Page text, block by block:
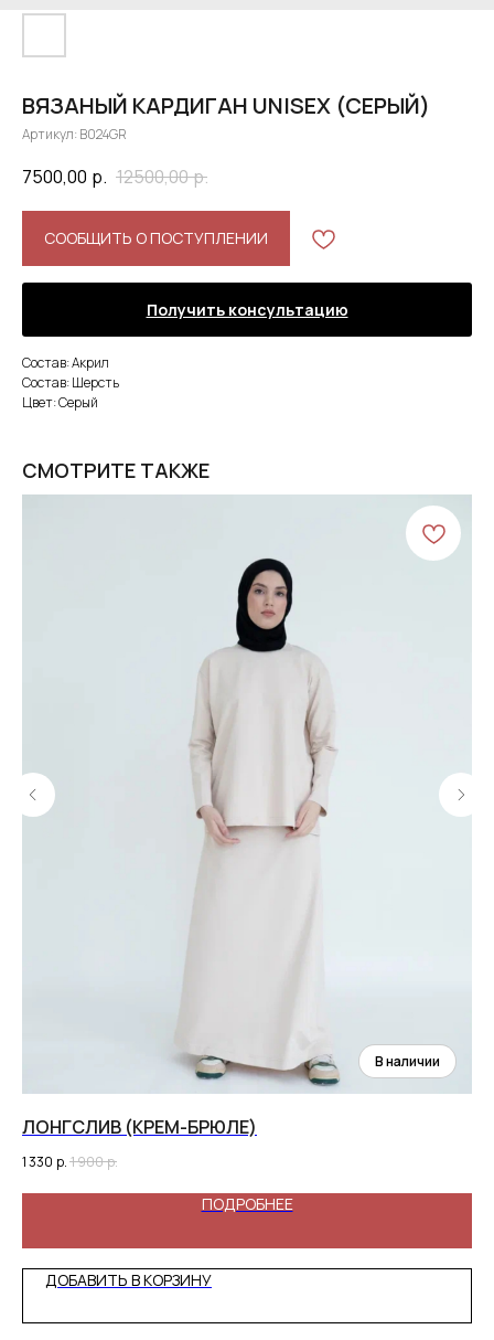
ВЯЗАНЫЙ КАРДИГАН UNISEX (СЕРЫЙ)
Артикул: B024GR
7500,00 р. 12500,00р.
СООБЩИТЬ О ПОСТУПЛЕНИИ
Получить консультацию
Состав: Акрил
Состав: Шерсть
Цвет: Серый
СМОТРИТЕ ТАКЖЕ
ЛОНГСЛИВ (КРЕМ-БРЮЛЕ)
1 330 р. 1 900р.
ПОДРОБНЕЕ
ДОБАВИТЬ В КОРЗИНУ